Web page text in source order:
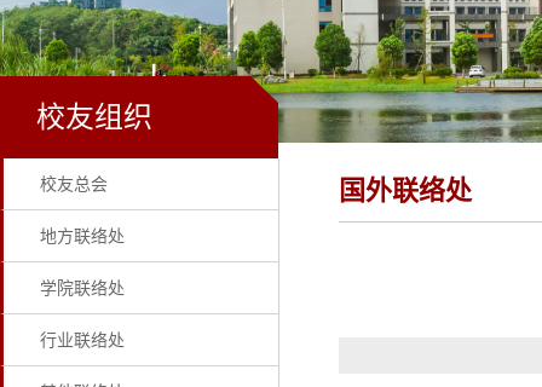
校友组织
校友总会
地方联络处
学院联络处
行业联络处
国外联络处